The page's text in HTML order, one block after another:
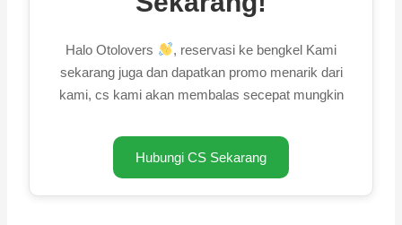
Halo Otolovers
, reservasi ke bengkel Kami
sekarang juga dan dapatkan promo menarik dari
kami, cs kami akan membalas secepat mungkin
Hubungi CS Sekarang